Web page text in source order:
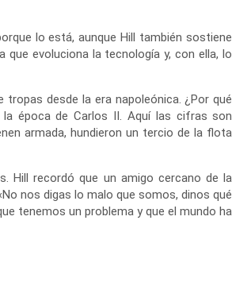
lo está, aunque Hill también sostiene
evoluciona la tecnología y, con ella, lo
desde la era napoleónica. ¿Por qué
época de Carlos II. Aquí las cifras son
armada, hundieron un tercio de la flota
Hill recordó que un amigo cercano de la
nos digas lo malo que somos, dinos qué
tenemos un problema y que el mundo ha